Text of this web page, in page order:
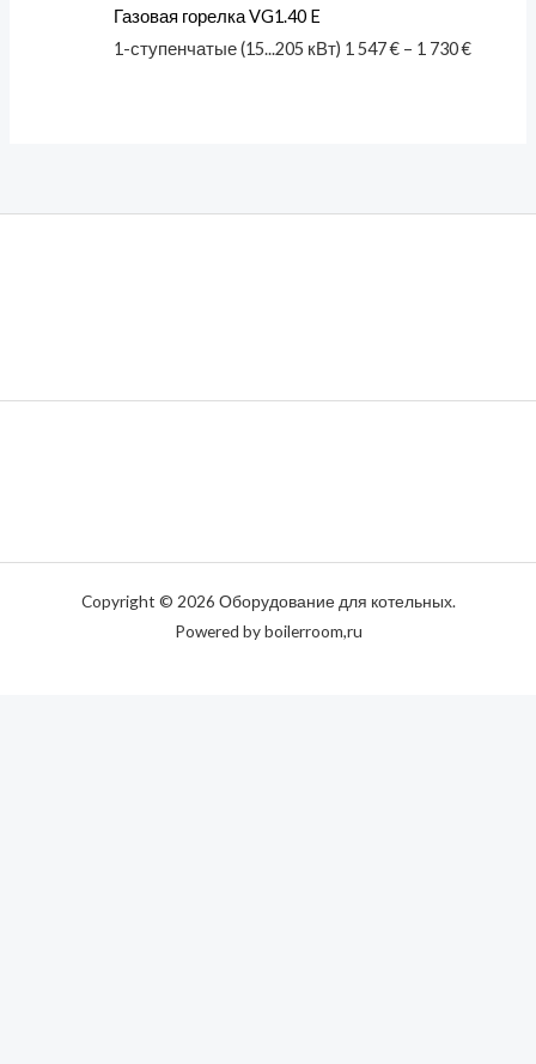
Газовая горелка VG1.40 E
1-ступенчатые (15...205 кВт) 1 547€ – 1 730€
Copyright © 2026 Оборудование для котельных.
Powered by boilerroom,ru